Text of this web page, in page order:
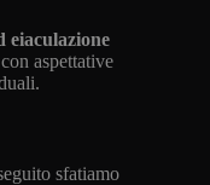
eiaculazione
aspettative
sfatiamo